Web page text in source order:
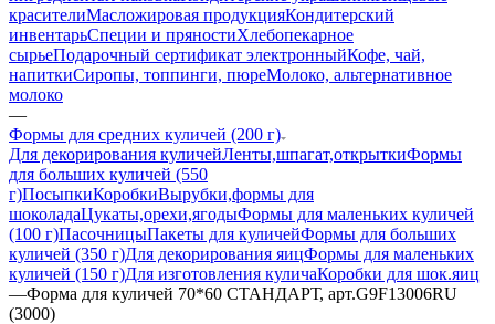
красителиМасложировая продукцияКондитерский
инвентарьСпеции и пряностиХлебопекарное
сырьеПодарочный сертификат электронныйКофе, чай,
напиткиСиропы, топпинги, пюреМолоко, альтернативное
молоко
—
Формы для средних куличей (200 г)
Для декорирования куличейЛенты,шпагат,открыткиФормы
для больших куличей (550
г)ПосыпкиКоробкиВырубки,формы для
шоколадаЦукаты,орехи,ягодыФормы для маленьких куличей
(100 г)ПасочницыПакеты для куличейФормы для больших
куличей (350 г)Для декорирования яицФормы для маленьких
куличей (150 г)Для изготовления куличаКоробки для шок.яиц
—Форма для куличей 70*60 СТАНДАРТ, арт.G9F13006RU
(3000)